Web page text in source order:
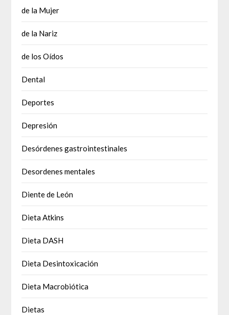
de la Mujer
de la Nariz
de los Oídos
Dental
Deportes
Depresión
Desórdenes gastrointestinales
Desordenes mentales
Diente de León
Dieta Atkins
Dieta DASH
Dieta Desintoxicación
Dieta Macrobiótica
Dietas